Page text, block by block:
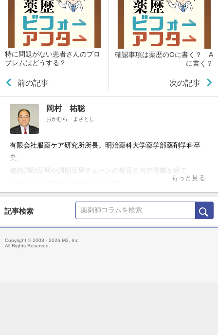
特に問題がない患者さんのプロ
ブレムはどうする？
前の記事
確認事項は薬歴のOに書く？ A
に書く？
次の記事
岡村 祐聡
おかむら まさとし
有限会社服薬ケア研究所所長。明治薬科大学薬学部薬剤学科卒
業。
都内調剤薬局や調剤薬局チェーンの教育担当管理職を経て、
修会や服薬セミナーなどでも精力的な活動を行っている。 2002
年に設立した「服薬ケア研究所」は、2021年に「一般社団法人
療の向上のため活動を続けている。
もっと見る
記事検索
Copyright © 2003 - 2026 M3, Inc.
All Rights Reserved.